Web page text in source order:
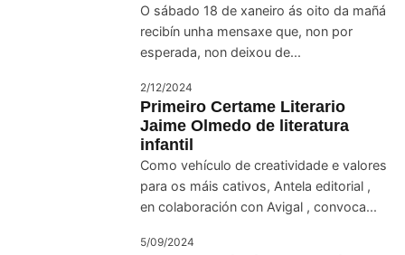
O sábado 18 de xaneiro ás oito da mañá
recibín unha mensaxe que, non por
esperada, non deixou de...
2/12/2024
Primeiro Certame Literario
Jaime Olmedo de literatura
infantil
Como vehículo de creatividade e valores
para os máis cativos, Antela editorial ,
en colaboración con Avigal , convoca...
5/09/2024